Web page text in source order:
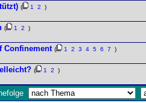
( 1 2 )
( 1 2 )
Confinement ( 1 2 3 4 5 6 7 )
( 1 2 )